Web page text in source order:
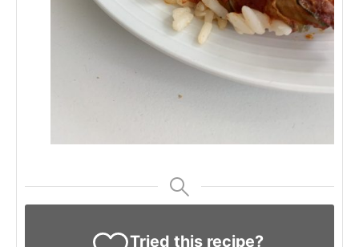
Tried this recipe?